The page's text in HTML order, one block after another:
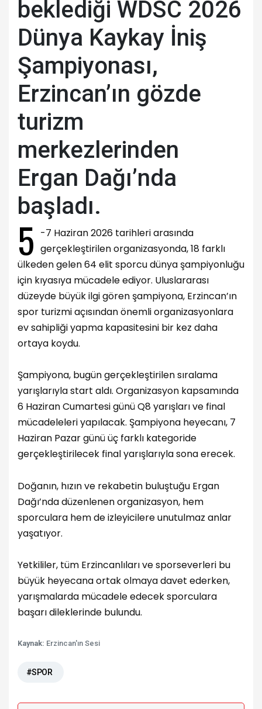
beklediği WDSC 2026
Dünya Kaykay İniş
Şampiyonası,
Erzincan’ın gözde
turizm
merkezlerinden
Ergan Dağı’nda
başladı.
5 -7 Haziran 2026 tarihleri arasında
gerçekleştirilen organizasyonda, 18 farklı
ülkeden gelen 64 elit sporcu dünya şampiyonluğu
için kıyasıya mücadele ediyor. Uluslararası
düzeyde büyük ilgi gören şampiyona, Erzincan’ın
spor turizmi açısından önemli organizasyonlara
ev sahipliği yapma kapasitesini bir kez daha
ortaya koydu.
Şampiyona, bugün gerçekleştirilen sıralama
yarışlarıyla start aldı. Organizasyon kapsamında
6 Haziran Cumartesi günü Q8 yarışları ve final
mücadeleleri yapılacak. Şampiyona heyecanı, 7
Haziran Pazar günü üç farklı kategoride
gerçekleştirilecek final yarışlarıyla sona erecek.
Doğanın, hızın ve rekabetin buluştuğu Ergan
Dağı’nda düzenlenen organizasyon, hem
sporculara hem de izleyicilere unutulmaz anlar
yaşatıyor.
Yetkililer, tüm Erzincanlıları ve sporseverleri bu
büyük heyecana ortak olmaya davet ederken,
yarışmalarda mücadele edecek sporculara
başarı dileklerinde bulundu.
Kaynak: Erzincan'ın Sesi
#SPOR